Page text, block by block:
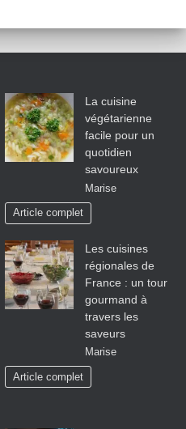
La cuisine
végétarienne
facile pour un
quotidien
savoureux
Marise
Article complet
Les cuisines
régionales de
France : un tour
gourmand à
travers les
saveurs
Marise
Article complet